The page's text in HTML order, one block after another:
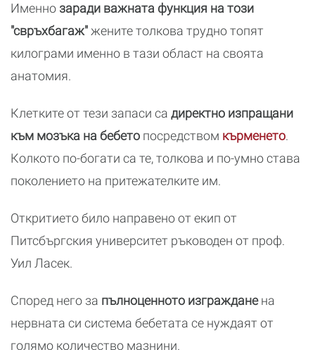
Именно заради важната функция на този
"свръхбагаж" жените толкова трудно топят
килограми именно в тази област на своята
анатомия.
Клетките от тези запаси са директно изпращани
към мозъка на бебето посредством кърменето.
Колкото по-богати са те, толкова и по-умно става
поколението на притежателките им.
Откритието било направено от екип от
Питсбъргския университет ръководен от проф.
Уил Ласек.
Според него за пълноценното изгражданена
нервната си система бебетата се нуждаят от
голямо количество мазнини.